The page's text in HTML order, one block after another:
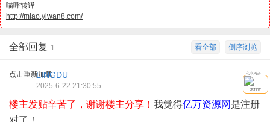
喵呼转译
http://miao.yiwan8.com/
倒序浏览
看全部
全部回复 1
点击重新加载 沙发
LINGDU
2025-6-22 21:30:55
楼主发贴辛苦了，谢谢楼主分享！ 我觉得亿万资源网 是注册
求打赏